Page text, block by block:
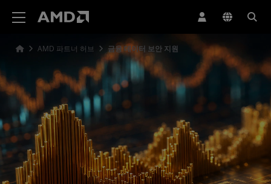
AMD 파트너 허브 금융 데이터 보안 지원